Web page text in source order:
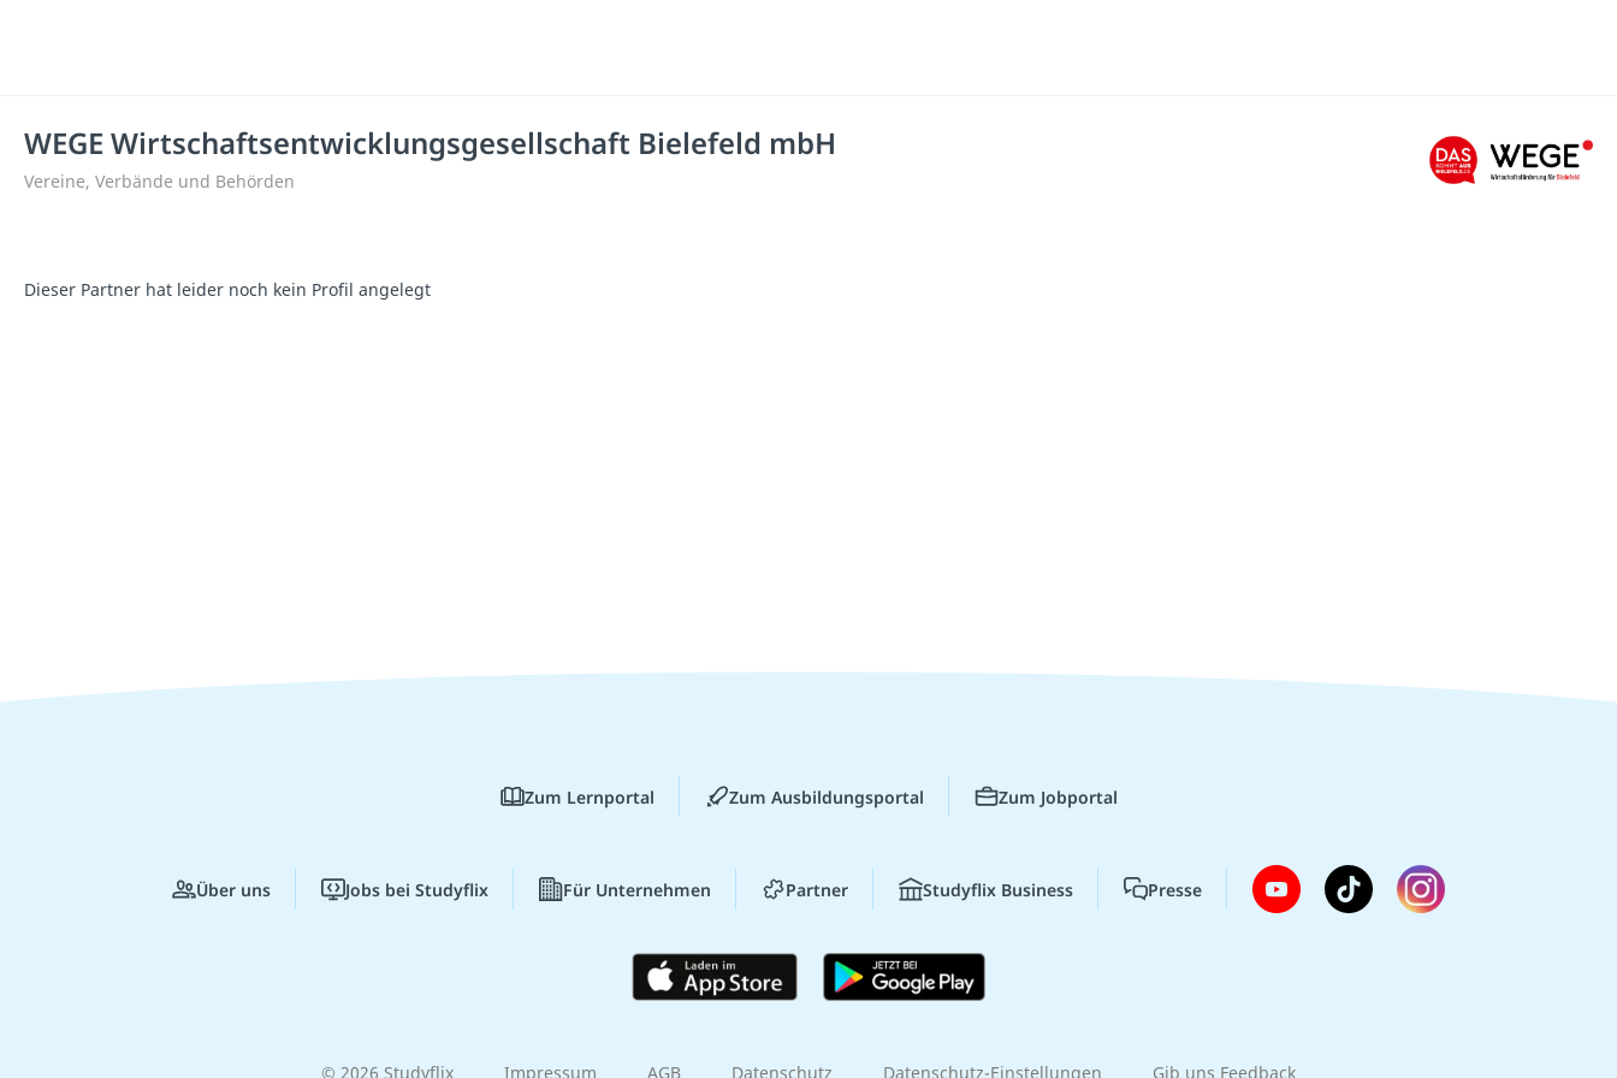
WEGE Wirtschaftsentwicklungsgesellschaft Bielefeld mbH
Vereine, Verbände und Behörden
Dieser Partner hat leider noch kein Profil angelegt
Zum Lernportal Zum Ausbildungsportal Zum Jobportal
Über uns Jobs bei Studyflix Für Unternehmen Partner Studyflix Business Presse
© 2026 Studyflix Impressum AGB Datenschutz Datenschutz-Einstellungen Gib uns Feedback